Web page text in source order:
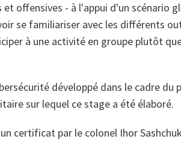
offensives ‑ à l'appui d'un scénario
se familiariser avec les différents
à une activité en groupe plutôt
développé dans le cadre du
sur lequel ce stage a été élaboré.
certificat par le colonel Ihor